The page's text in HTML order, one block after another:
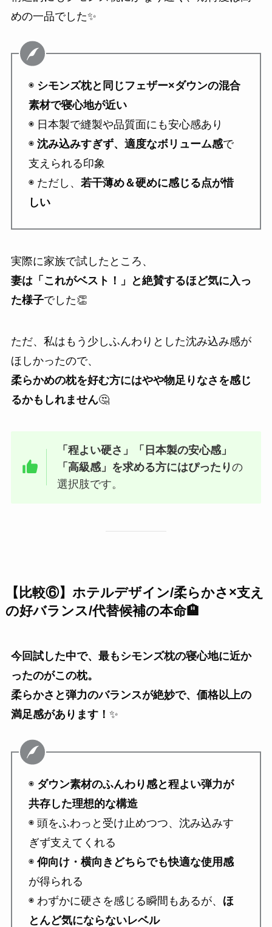
めの一品でした✨
◉ シモンズ枕と同じフェザー×ダウンの混合
素材で寝心地が近い
◉ 日本製で縫製や品質面にも安心感あり
◉ 沈み込みすぎず、適度なボリューム感で
支えられる印象
◉ ただし、 若干薄め＆硬めに感じる点が惜
しい
実際に家族で試したところ、
妻は「これがベスト！」と絶賛するほど気に入っ
た様子でした👏
ただ、私はもう少しふんわりとした沈み込み感が
ほしかったので、
柔らかめの枕を好む方にはやや物足りなさを感じ
るかもしれません🤔
「程よい硬さ」「日本製の安心感」
「高級感」を求める方にはぴったりの
選択肢です。
【比較⑥】ホテルデザイン/柔らかさ×支え
の好バランス/代替候補の本命🏨
今回試した中で、最もシモンズ枕の寝心地に近か
ったのがこの枕。
柔らかさと弾力のバランスが絶妙で、価格以上の
満足感があります！ ✨
◉ ダウン素材のふんわり感と程よい弾力が
共存した理想的な構造
◉ 頭をふわっと受け止めつつ、沈み込みす
ぎず支えてくれる
◉ 仰向け・横向きどちらでも快適な使用感
が得られる
◉ わずかに硬さを感じる瞬間もあるが、 ほ
とんど気にならないレベル